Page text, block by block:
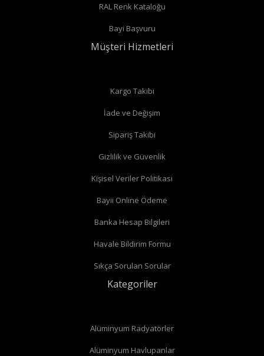
Radyatör borularınız duvardan çıkıyor ve radyatörün arka
düz vanaalabilirsiniz.
Düz radyatör vanalarında
RAL Renk Kataloğu
Bayi Başvuru
Müşteri Hizmetleri
Kargo Takibi
İade ve Değişim
Sipariş Takibi
Gizlilik ve Güvenlik
Kişisel Veriler Politikası
Bayii Online Ödeme
Banka Hesap Bilgileri
Havale Bildirim Formu
Sıkça Sorulan Sorular
Kategoriler
Alüminyum Radyatörler
Alüminyum Havlupanlar